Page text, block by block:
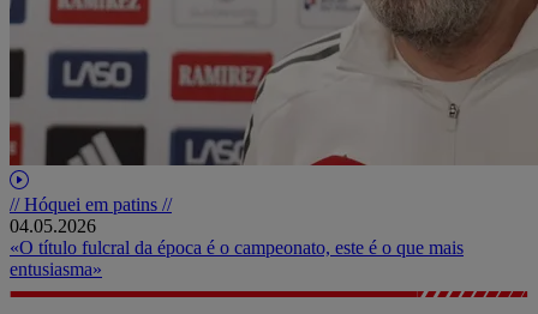
// Hóquei em patins //
04.05.2026
«O título fulcral da época é o campeonato, este é o que mais
entusiasma»